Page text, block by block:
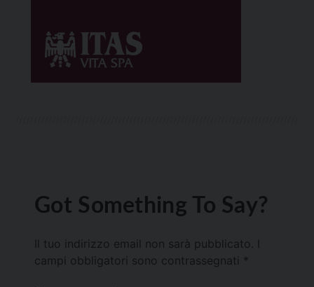
Got Something To Say?
Il tuo indirizzo email non sarà pubblicato.
campi obbligatori sono contrassegnati *